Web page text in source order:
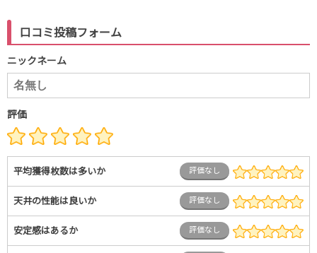
口コミ投稿フォーム
ニックネーム
評価
平均獲得枚数は多いか 評価なし
天井の性能は良いか 評価なし
安定感はあるか 評価なし